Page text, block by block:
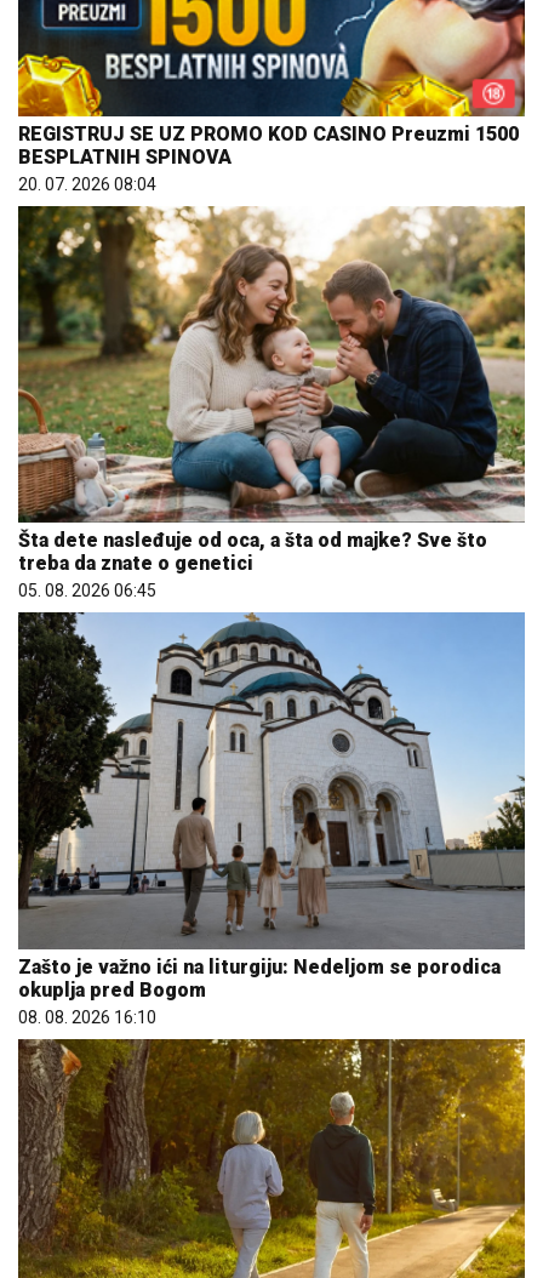
REGISTRUJ SE UZ PROMO KOD CASINO Preuzmi 1500
BESPLATNIH SPINOVA
20. 07. 2026 08:04
Šta dete nasleđuje od oca, a šta od majke? Sve što
treba da znate o genetici
05. 08. 2026 06:45
Zašto je važno ići na liturgiju: Nedeljom se porodica
okuplja pred Bogom
08. 08. 2026 16:10